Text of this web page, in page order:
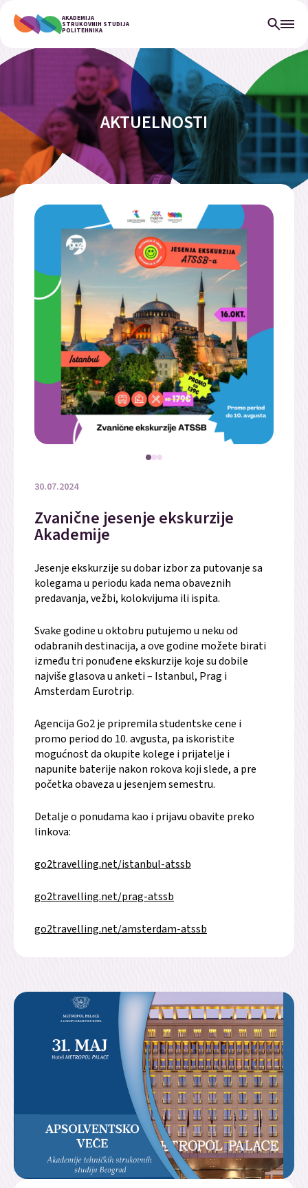
AKADEMIJA
STRUKOVNIH STUDIJA
POLITEHNIKA
AKTUELNOSTI
30.07.2024
Zvanične jesenje ekskurzije
Akademije
Jesenje ekskurzije su dobar izbor za putovanje sa
kolegama u periodu kada nema obaveznih
predavanja, vežbi, kolokvijuma ili ispita.
Svake godine u oktobru putujemo u neku od
odabranih destinacija, a ove godine možete birati
između tri ponuđene ekskurzije koje su dobile
najviše glasova u anketi – Istanbul, Prag i
Amsterdam Eurotrip.
Agencija Go2 je pripremila studentske cene i
promo period do 10. avgusta, pa iskoristite
mogućnost da okupite kolege i prijatelje i
napunite baterije nakon rokova koji slede, a pre
početka obaveza u jesenjem semestru.
Detalje o ponudama kao i prijavu obavite preko
linkova:
go2travelling.net/istanbul-atssb
go2travelling.net/prag-atssb
go2travelling.net/amsterdam-atssb